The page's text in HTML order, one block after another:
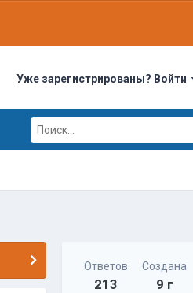
Уже зарегистрированы? Войти
Ответов
213
Создана
9 г